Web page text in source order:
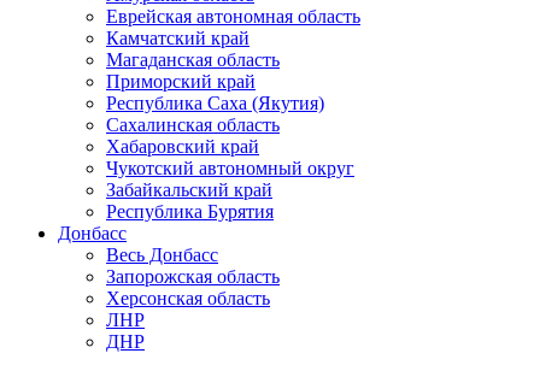
Еврейская автономная область
Камчатский край
Магаданская область
Приморский край
Республика Саха (Якутия)
Сахалинская область
Хабаровский край
Чукотский автономный округ
Забайкальский край
Республика Бурятия
Донбасс
Весь Донбасс
Запорожская область
Херсонская область
ЛНР
ДНР